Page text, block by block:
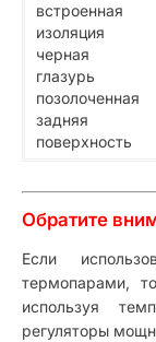
встроенная
изоляция
черная
глазурь
позолоченная
задняя
поверхность
Обратите
Если
термопарами,
используя
регуляторы